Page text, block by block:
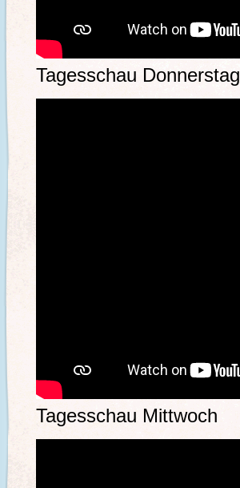
Tagesschau Donnerstag
Tagesschau Mittwoch